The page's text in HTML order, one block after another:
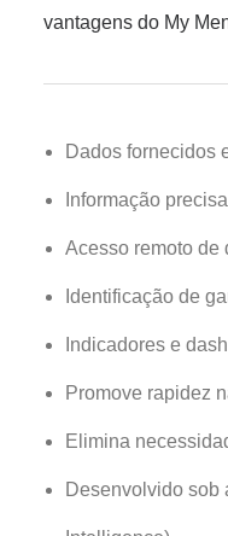
vantagens do My
Dados fornecidos
Informação precisa
Acesso remoto de
Identificação de
Indicadores e
Promove rapidez
Elimina
Desenvolvido sob